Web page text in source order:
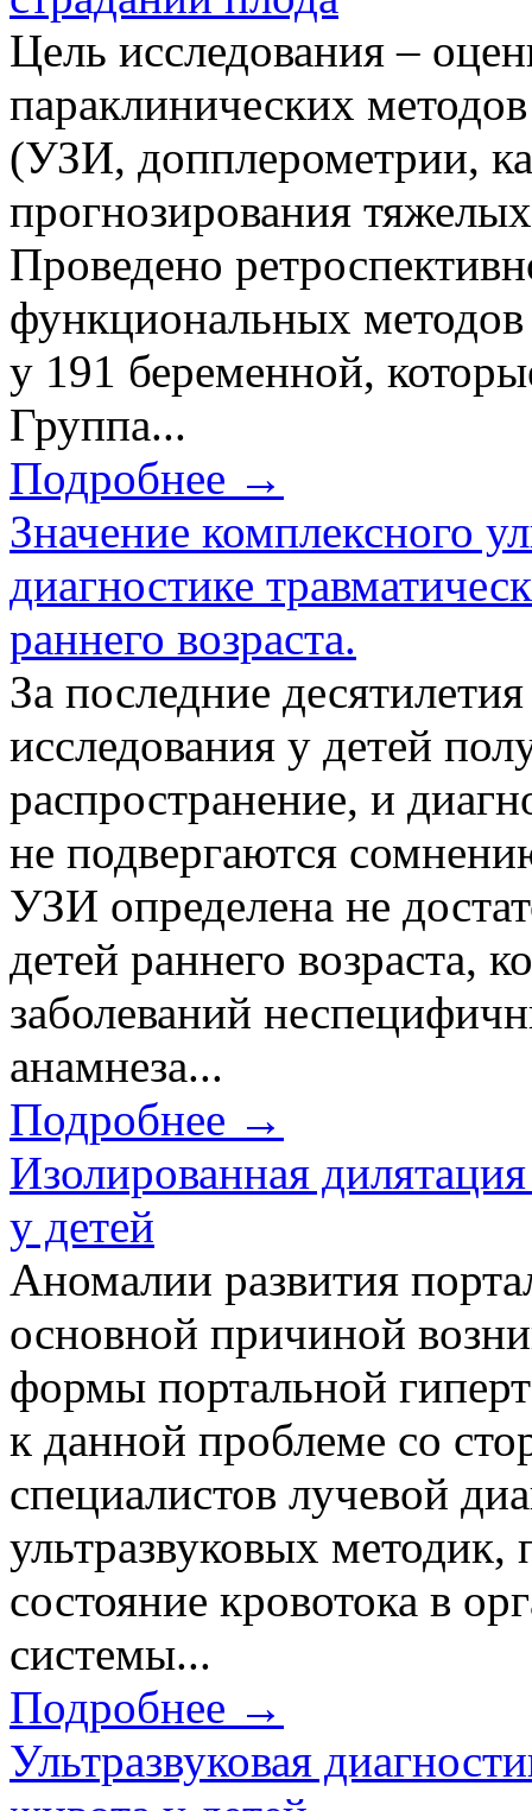
Цель исследования –
параклинических
(УЗИ, допплерометрии,
прогнозирования
Проведено
функциональных методов
у 191 беременной,
Группа...
Подробнее →
Значение комплексного
диагностике
раннего возраста.
За последние
исследования у детей
распространение, и
не подвергаются
УЗИ определена не
детей раннего возраста,
заболеваний
анамнеза...
Подробнее →
Изолированная
у детей
Аномалии развития
основной причиной
формы портальной
к данной проблеме со
специалистов лучевой
ультразвуковых
состояние кровотока в
системы...
Подробнее →
Ультразвуковая